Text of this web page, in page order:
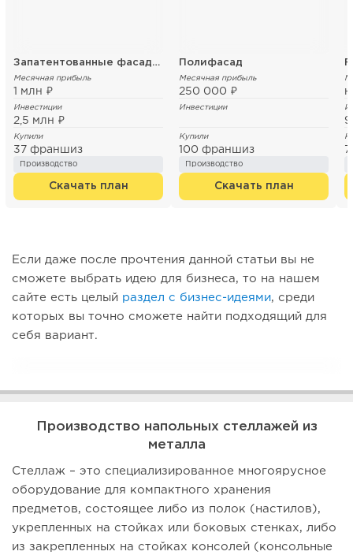
Запатентованные фасадные термопанели
Месячная прибыль
1 млн ₽
Инвестиции
2,5 млн ₽
Купили
37 франшиз
Производство
Скачать план
Полифасад
Месячная прибыль
250 000 ₽
Инвестиции
Купили
100 франшиз
Производство
Скачать план
Если даже после прочтения данной статьи вы не
сможете выбрать идею для бизнеса, то на нашем
сайте есть целый раздел c бизнес-идеями, среди
которых вы точно сможете найти подходящий для
себя вариант.
Производство напольных стеллажей из
металла
Стеллаж – это специализированное многоярусное
оборудование для компактного хранения
предметов, состоящее либо из полок (настилов),
укрепленных на стойках или боковых стенках, либо
из закрепленных на стойках консолей (консольные